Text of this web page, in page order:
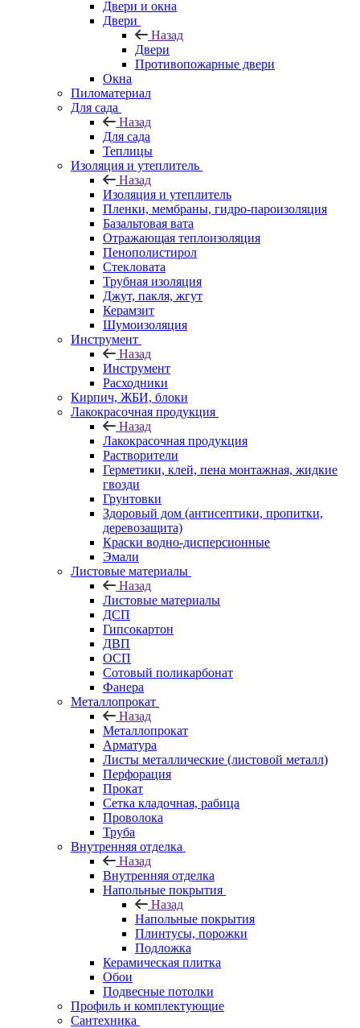
Двери и окна
Двери
Назад
Двери
Противопожарные двери
Окна
Пиломатериал
Для сада
Назад
Для сада
Теплицы
Изоляция и утеплитель
Назад
Изоляция и утеплитель
Пленки, мембраны, гидро-пароизоляция
Базальтовая вата
Отражающая теплоизоляция
Пенополистирол
Стекловата
Трубная изоляция
Джут, пакля, жгут
Керамзит
Шумоизоляция
Инструмент
Назад
Инструмент
Расходники
Кирпич, ЖБИ, блоки
Лакокрасочная продукция
Назад
Лакокрасочная продукция
Растворители
Герметики, клей, пена монтажная, жидкие
гвозди
Грунтовки
Здоровый дом (антисептики, пропитки,
деревозащита)
Краски водно-дисперсионные
Эмали
Листовые материалы
Назад
Листовые материалы
ДСП
Гипсокартон
ДВП
ОСП
Сотовый поликарбонат
Фанера
Металлопрокат
Назад
Металлопрокат
Арматура
Листы металлические (листовой металл)
Перфорация
Прокат
Сетка кладочная, рабица
Проволока
Труба
Внутренняя отделка
Назад
Внутренняя отделка
Напольные покрытия
Назад
Напольные покрытия
Плинтусы, порожки
Подложка
Керамическая плитка
Обои
Подвесные потолки
Профиль и комплектующие
Сантехника